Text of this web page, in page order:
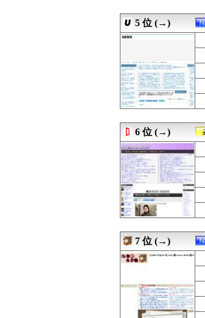
08/07 04:39
08/07 04:33
08/07 04:30
08/07 04:25
08/07 04:22
08/07 04:19
08/07 04:15
08/07 04:12
08/07 04:10
08/07 04:09
08/07 04:08
08/07 04:08
08/07 04:05
08/07 04:05
08/07 04:05
08/07 04:05
08/07 04:03
08/07 04:02
08/07 04:00
08/07 04:00
08/07 04:00
08/07 04:00
08/07 04:00
5 位 (→)
6 位 (→)
7 位 (→)